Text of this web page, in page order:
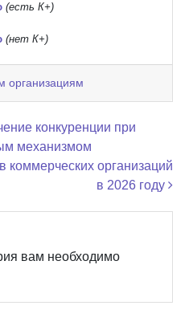
(есть К+)
(нет К+)
организациям
конкуренции при
механизмом
коммерческих организаций
в 2026 году
вам необходимо